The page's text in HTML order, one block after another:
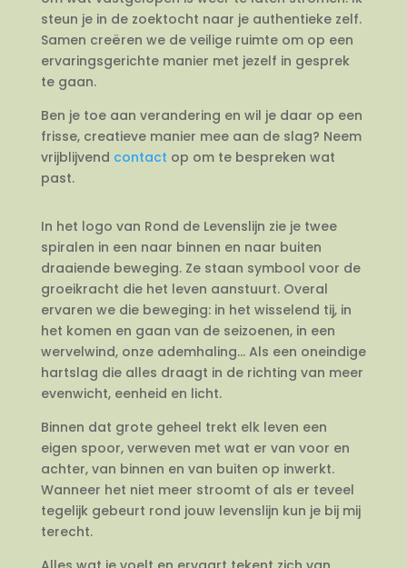
steun je in de zoektocht naar je authentieke zelf.
Samen creëren we de veilige ruimte om op een
ervaringsgerichte manier met jezelf in gesprek
te gaan.
Ben je toe aan verandering en wil je daar op een
frisse, creatieve manier mee aan de slag? Neem
vrijblijvend contact op om te bespreken wat
past.
In het logo van Rond de Levenslijn zie je twee
spiralen in een naar binnen en naar buiten
draaiende beweging. Ze staan symbool voor de
groeikracht die het leven aanstuurt. Overal
ervaren we die beweging: in het wisselend tij, in
het komen en gaan van de seizoenen, in een
wervelwind, onze ademhaling… Als een oneindige
hartslag die alles draagt in de richting van meer
evenwicht, eenheid en licht.
Binnen dat grote geheel trekt elk leven een
eigen spoor, verweven met wat er van voor en
achter, van binnen en van buiten op inwerkt.
Wanneer het niet meer stroomt of als er teveel
tegelijk gebeurt rond jouw levenslijn kun je bij mij
terecht.